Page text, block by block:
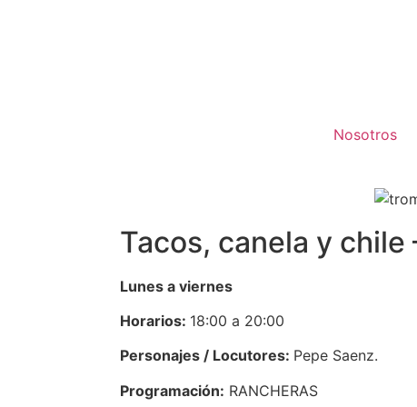
Nosotros
Tacos, canela y chile
Lunes a viernes
Horarios: 18:00 a 20:00
Personajes / Locutores: Pepe Saenz.
Programación: RANCHERAS